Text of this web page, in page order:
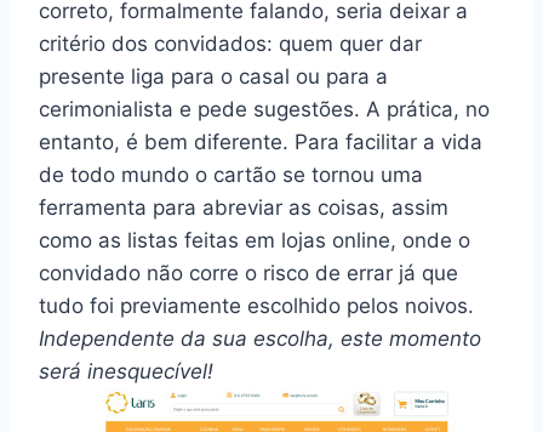
correto, formalmente falando, seria deixar a
critério dos convidados: quem quer dar
presente liga para o casal ou para a
cerimonialista e pede sugestões. A prática, no
entanto, é bem diferente. Para facilitar a vida
de todo mundo o cartão se tornou uma
ferramenta para abreviar as coisas, assim
como as listas feitas em lojas online, onde o
convidado não corre o risco de errar já que
tudo foi previamente escolhido pelos noivos.
Independente da sua escolha, este momento
será inesquecível!